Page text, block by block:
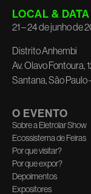
LOCAL & DATA
21 – 24 de junho de
Distrito Anhembi
Av. Olavo Fontoura,
Santana, São Paulo
O EVENTO
Sobre a Eletrolar Show
Ecossistema de Feiras
Por que visitar?
Por que expor?
Depoimentos
Expositores